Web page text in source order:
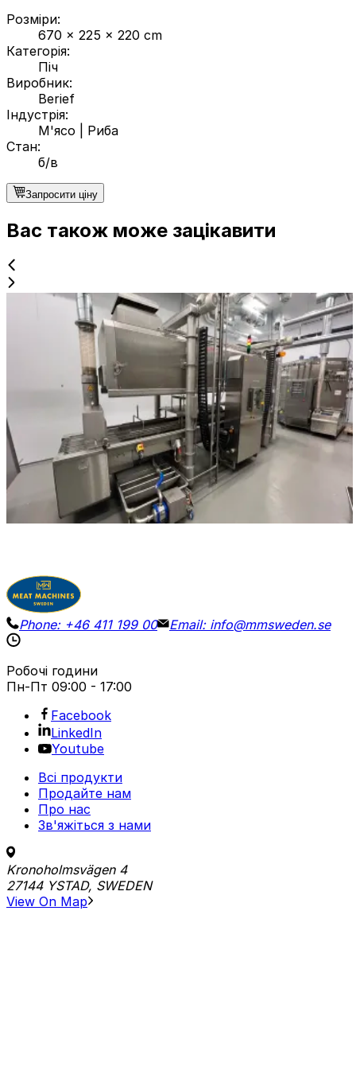
Розміри:
670 x 225 x 220 cm
Категорія:
Піч
Виробник:
Berief
Індустрія:
М'ясо
Риба
Стан:
б/в
Запросити ціну
Вас також може зацікавити
ALCO AGU 600/6000-E
700 x 195 x 320 cm
Лінія для випікання/смаження Alco AGU 600/6000-E,
рік виготовлення 2017. Використовувалася лише
протягом короткого часу виробництва — приблизно
120 000 кг фрикадельок з моменту покупки! Ширина
стрічки: 60 см Потужність: 148 кВт
Деталі
Запросити ціну
Phone: +46 411 199 00 Email: info@mmsweden.se
Робочі години
Пн-Пт 09:00 - 17:00
Facebook
LinkedIn
Youtube
Всі продукти
Продайте нам
Про нас
Зв'яжіться з нами
Kronoholmsvägen 4
27144 YSTAD, SWEDEN
View On Map